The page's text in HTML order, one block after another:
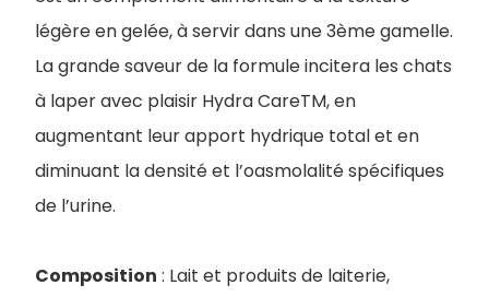
légère en gelée, à servir dans une 3ème gamelle.
La grande saveur de la formule incitera les chats
à laper avec plaisir Hydra CareTM, en
augmentant leur apport hydrique total et en
diminuant la densité et l’oasmolalité spécifiques
de l’urine.
Composition : Lait et produits de laiterie,